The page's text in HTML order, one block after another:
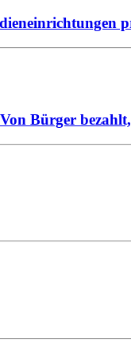
Bürger